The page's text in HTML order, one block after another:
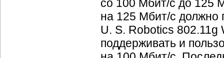
со 100 Мбит/с до 125
на 125 Мбит/с должно
U. S. Robotics 802.11g
поддерживать и